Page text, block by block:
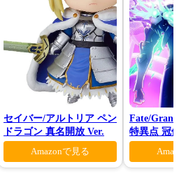
セイバー/アルトリア ペン
ドラゴン 真名開放 Ver.
Amazonで見る
Fate/
特異点 冠
モン-(完全